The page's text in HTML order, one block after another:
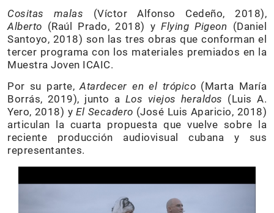
Cositas malas (Víctor Alfonso Cedeño, 2018),
Alberto (Raúl Prado, 2018) yFlying Pigeon (Daniel
Santoyo, 2018) son las tres obras que conforman el
tercer programa con los materiales premiados en la
Muestra Joven ICAIC.
Por su parte,Atardecer en el trópico (Marta María
Borrás, 2019), junto a Los viejos heraldos (Luis A.
Yero, 2018) yEl Secadero (José Luis Aparicio, 2018)
articulan la cuarta propuesta que vuelve sobre la
reciente producción audiovisual cubana y sus
representantes.